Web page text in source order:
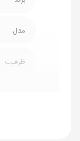
مدل
ظرفیت